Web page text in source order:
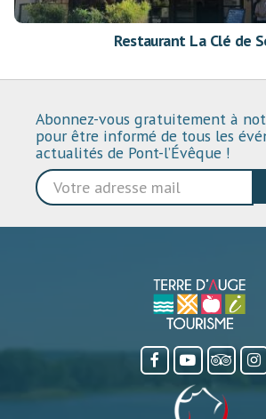
Restaurant La Clé de
Abonnez-vous gratuitement à
pour être informé de tous les
actualités de Pont-l’Évêque !